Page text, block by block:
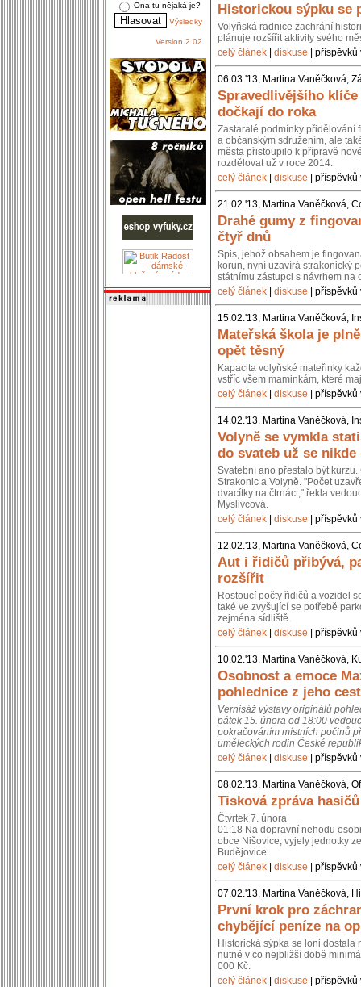
Ona tu nějaká je?
Výsledky
Version 2.02
Historickou sýpku se
Volyňská radnice zachrání
plánuje rozšířit aktivity svého
celý článek
diskuse |
06.03.'13, Martina Vaněčková,
Spravedlivějšího
dočkají do roka
Zastaralé podmínky přidělování
a občanským sdružením, ale
města přistoupilo k přípravě
rozdělovat už v roce 2014.
celý článek
diskuse |
21.02.'13, Martina Vaněčková,
Drahé gumy z
čtyř dnů
Spis, jehož obsahem je
korun, nyní uzavírá strakonický
státnímu zástupci s návrhem na
celý článek
diskuse |
15.02.'13, Martina Vaněčková,
Mateřská škola je
opět těsný
Kapacita volyňské mateřinky
vstříc všem maminkám, které
celý článek
diskuse |
14.02.'13, Martina Vaněčková,
Volyně se vymkla
do svateb už se nikde
Svatební ano přestalo být
Strakonic a Volyně. "Počet
dvacítky na čtrnáct," řekla
Myslivcová.
celý článek
diskuse |
12.02.'13, Martina Vaněčková,
Aut i řidičů přibývá,
rozšířit
Rostoucí počty řidičů a vozidel
také ve zvyšující se potřebě
zejména sídliště.
celý článek
diskuse |
10.02.'13, Martina Vaněčková,
Osobnost a emoce
pohlednice z jeho cest
Vernisáž výstavy originálů
pátek 15. února od 18:00
pokračováním místních počinů
uměleckých rodin České
celý článek
diskuse |
08.02.'13, Martina Vaněčková,
Tisková zpráva
Čtvrtek 7. února
01:18 Na dopravní nehodu
obce Nišovice, vyjely jednotky
Budějovice.
celý článek
diskuse |
07.02.'13, Martina Vaněčková,
První krok pro
chybějící peníze na
Historická sýpka se loni
nutné v co nejbližší době
000 Kč.
celý článek
diskuse |